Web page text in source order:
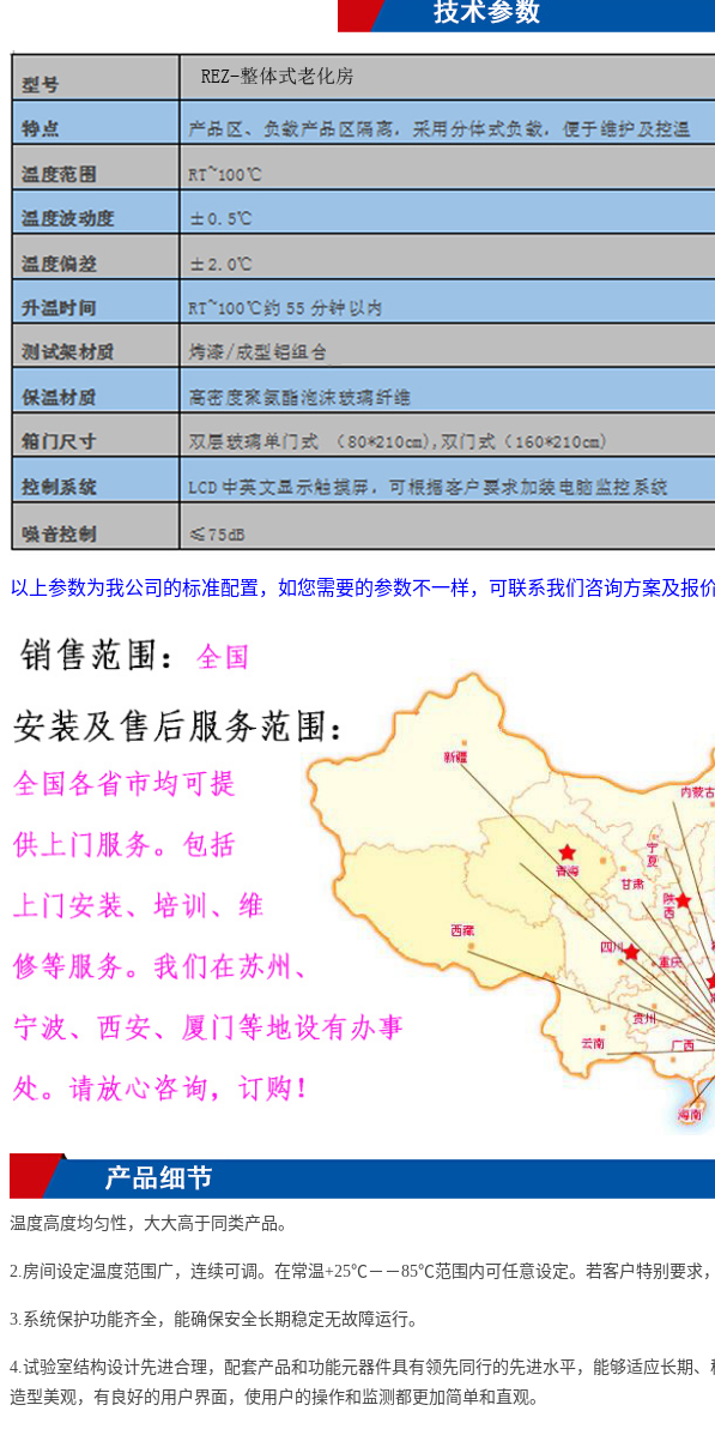
以上参数为我公司的标准配置，如您需要的参数不一样，可联系我们咨询方案及报
温度高度均匀性，大大高于同类产品。
2.房间设定温度范围广，连续可调。在常温+25℃－－85℃范围内可任意设定。若客户特别要求
3.系统保护功能齐全，能确保安全长期稳定无故障运行。
4.试验室结构设计先进合理，配套产品和功能元器件具有领先同行的先进水平，能够适应长期
造型美观，有良好的用户界面，使用户的操作和监测都更加简单和直观。